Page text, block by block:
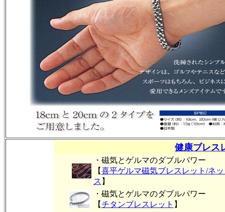
健康ブレス
・磁気とゲルマのダブルパワー
【喜平ゲルマ磁気ブレスレット/ネ
ス 】
・磁気とゲルマのダブルパワー
【チタンブレスレット 】